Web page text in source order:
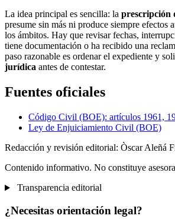
La idea principal es sencilla: la prescripción
presume sin más ni produce siempre efectos
los ámbitos. Hay que revisar fechas,
tiene documentación o ha recibido una
paso razonable es ordenar el expediente y
jurídica antes de contestar.
Fuentes oficiales
Código Civil (BOE): artículos 1961,
Ley de Enjuiciamiento Civil (BOE)
Redacción y revisión editorial: Òscar Aleñá
Contenido informativo. No constituye
Transparencia editorial
¿Necesitas orientación legal?